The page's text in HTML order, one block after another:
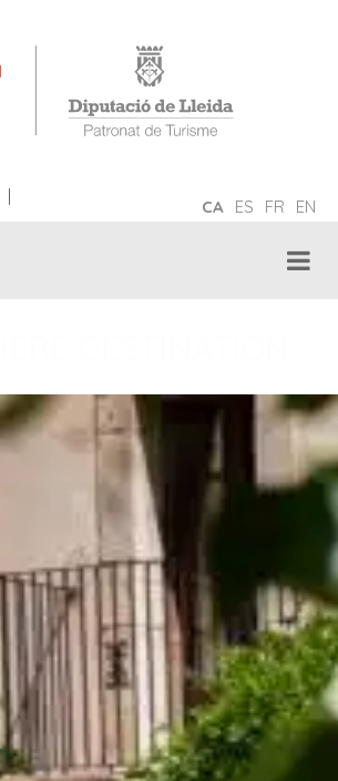
CA ES FR EN
|